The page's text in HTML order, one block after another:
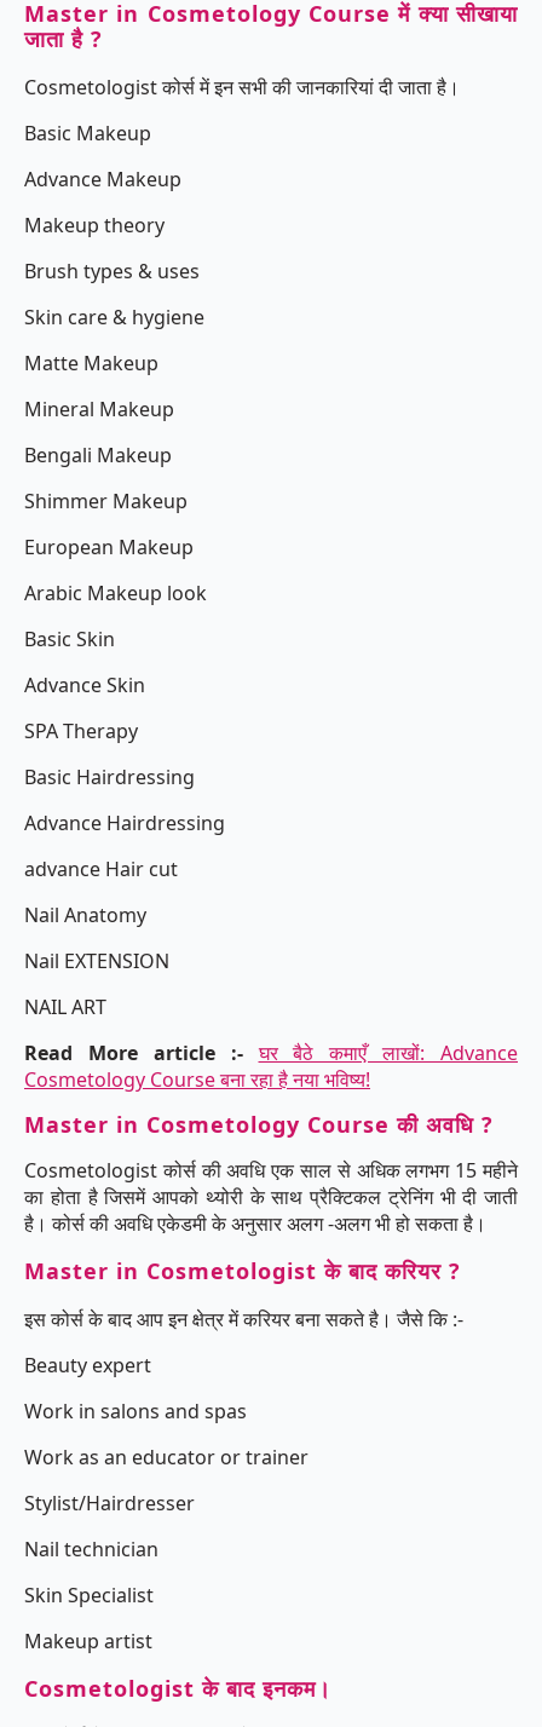
Master in Cosmetology Course में क्या सीखाया
जाता है ?
Cosmetologist कोर्स में इन सभी की जानकारियां दी जाता है।
Basic Makeup
Advance Makeup
Makeup theory
Brush types & uses
Skin care & hygiene
Matte Makeup
Mineral Makeup
Bengali Makeup
Shimmer Makeup
European Makeup
Arabic Makeup look
Basic Skin
Advance Skin
SPA Therapy
Basic Hairdressing
Advance Hairdressing
advance Hair cut
Nail Anatomy
Nail EXTENSION
NAIL ART
Read More article :-घर बैठे कमाएँ लाखों: Advance
Cosmetology Course बना रहा है नया भविष्य!
Master in Cosmetology Course की अवधि ?
Cosmetologist कोर्स की अवधि एक साल से अधिक लगभग 15 महीने
का होता है जिसमें आपको थ्योरी के साथ प्रैक्टिकल ट्रेनिंग भी दी जाती
है। कोर्स की अवधि एकेडमी के अनुसार अलग -अलग भी हो सकता है।
Master in Cosmetologist के बाद करियर ?
इस कोर्स के बाद आप इन क्षेत्र में करियर बना सकते है। जैसे कि :-
Beauty expert
Work in salons and spas
Work as an educator or trainer
Stylist/Hairdresser
Nail technician
Skin Specialist
Makeup artist
Cosmetologist के बाद इनकम।